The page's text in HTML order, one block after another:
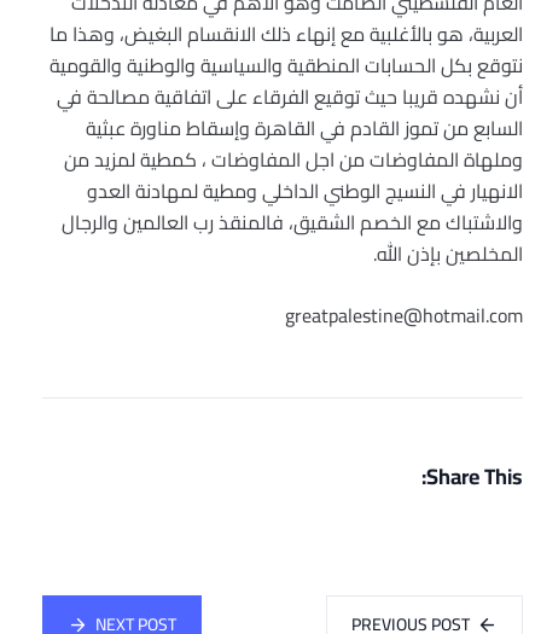
العربية، هو بالأغلبية مع إنهاء ذلك الانقسام البغيض، وهذا ما
نتوقع بكل الحسابات المنطقية والسياسية والوطنية والقومية
أن نشهده قريبا حيث توقيع الفرقاء على اتفاقية مصالحة في
السابع من تموز القادم في القاهرة وإسقاط مناورة عبثية
وملهاة المفاوضات من اجل المفاوضات ، كمطية لمزيد من
الانهيار في النسيج الوطني الداخلي ومطية لمهادنة العدو
والاشتباك مع الخصم الشقيق، فالمنقذ رب العالمين والرجال
المخلصين بإذن الله.
greatpalestine@hotmail.com
Share This:
PREVIOUS POST
NEXT POST